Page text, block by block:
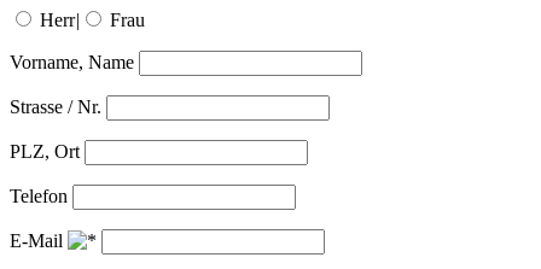
Herr| Frau
Vorname, Name
Strasse / Nr.
PLZ, Ort
Telefon
E-Mail